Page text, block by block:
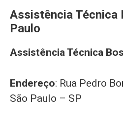
Assistência Técnica
Paulo
Assistência Técnica
Endereço: Rua Pedro
São Paulo – SP